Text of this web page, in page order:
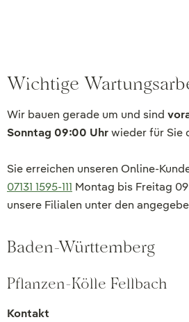
Wichtige
Wir bauen gerade um und sind
Sonntag 09:00 Uhrwieder für Sie
Sie erreichen unseren Online-
07131 1595-111 Montag bis Freitag
unsere Filialen unter den
Baden-Württemberg
Pflanzen-Kölle Fellbach
Kontakt